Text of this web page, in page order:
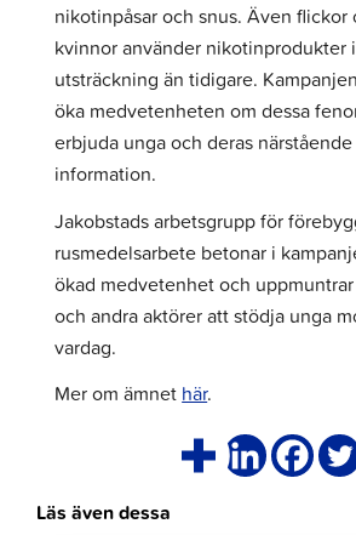
nikotinpåsar och snus. Även flickor
kvinnor använder nikotinprodukter
utsträckning än tidigare.
öka medvetenheten om dessa
erbjuda unga och deras
information.
Jakobstads arbetsgrupp för
rusmedelsarbete betonar i
ökad medvetenhet och
och andra aktörer att stödja unga
vardag.
Mer om ämnet här.
Läs även dessa